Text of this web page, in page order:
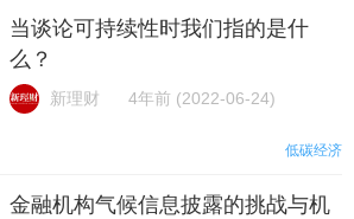
当谈论可持续性时我们指的是什
么？
新理财 4年前 (2022-06-24)
低碳经济
金融机构气候信息披露的挑战与机